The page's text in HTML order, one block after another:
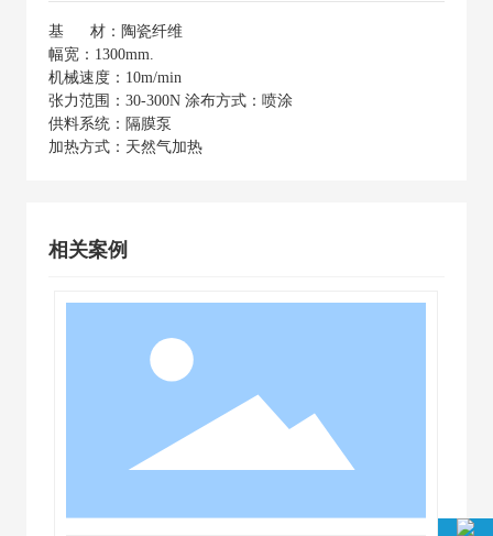
基 材：陶瓷纤维
幅宽：1300mm.
机械速度：10m/min
张力范围：30-300N 涂布方式：喷涂
供料系统：隔膜泵
加热方式：天然气加热
相关案例